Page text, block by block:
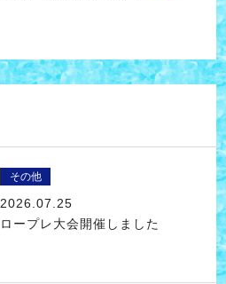
その他
2026.07.25
ロープレ大会開催しました